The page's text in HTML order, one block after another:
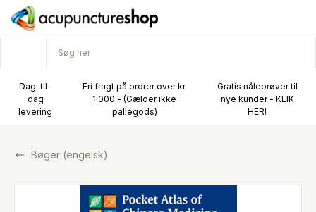
Dag-til-
dag
levering
Fri fragt på ordrer over kr.
1.000.- (Gælder ikke
pallegods)
Gratis nåleprøver til
nye kunder - KLIK
HER!
Bøger (engelsk)